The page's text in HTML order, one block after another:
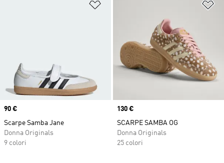
Aggiungi alla lista dei desideri
Price
90 €
Scarpe Samba Jane
Donna Originals
9 colori
Price
130 €
SCARPE SAMBA OG
Donna Originals
25 colori